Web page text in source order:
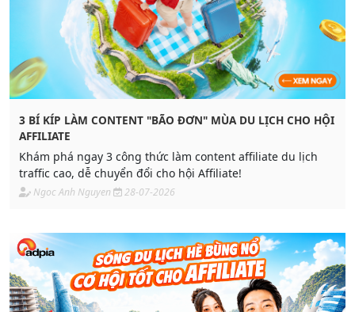
3 BÍ KÍP LÀM CONTENT "BÃO ĐƠN" MÙA DU LỊCH CHO HỘI
AFFILIATE
Khám phá ngay 3 công thức làm content affiliate du lịch
traffic cao, dễ chuyển đổi cho hội Affiliate!
Ngoc Anh Nguyen 28-07-2026